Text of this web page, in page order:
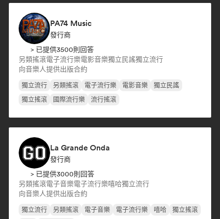
PA74 Music
發行商
> 已提供3500則回答
另類搖滾電子流行樂電影音樂獨立民謠獨立流行
向音樂人提供出版合約
獨立流行 另類搖滾 電子流行樂 電影音樂
獨立民謠
獨立搖滾
國際流行樂 流行搖滾
La Grande Onda
發行商
> 已提供3000則回答
另類搖滾電子音樂電子流行樂嘻哈獨立流行
向音樂人提供出版合約
獨立流行 另類搖滾 電子音樂 電子流行樂 嘻哈
獨立搖滾